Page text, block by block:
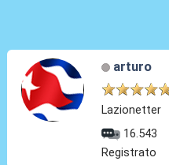
arturo
Lazionetter
16.543
Registrato